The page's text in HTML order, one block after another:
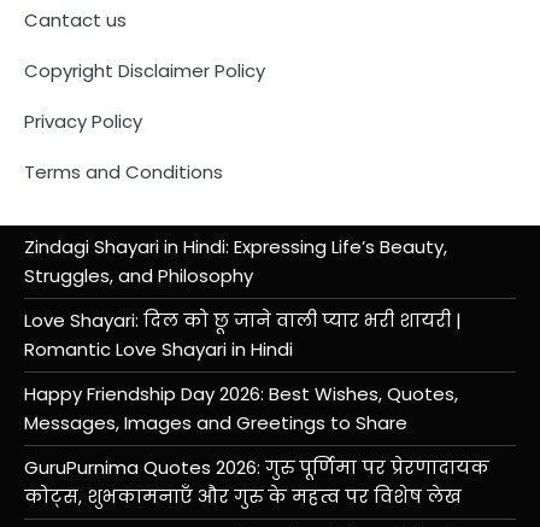
Cantact us
Copyright Disclaimer Policy
Privacy Policy
Terms and Conditions
Zindagi Shayari in Hindi: Expressing Life’s Beauty,
Struggles, and Philosophy
Love Shayari: दिल को छू जाने वाली प्यार भरी शायरी |
Romantic Love Shayari in Hindi
Happy Friendship Day 2026: Best Wishes, Quotes,
Messages, Images and Greetings to Share
GuruPurnima Quotes 2026: गुरु पूर्णिमा पर प्रेरणादायक
कोट्स, शुभकामनाएँ और गुरु के महत्व पर विशेष लेख